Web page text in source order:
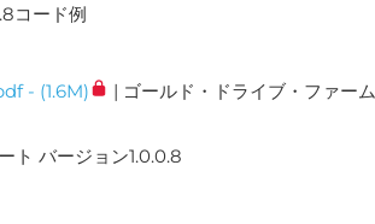
コード例
- (1.6M)
| ゴールド・ドライブ・ファーム
ト バージョン1.0.0.8